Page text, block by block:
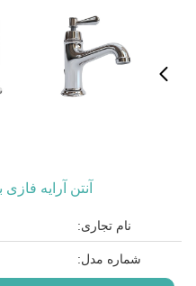
آنتن آرایه فازی
نام تجاری:
شماره مدل: